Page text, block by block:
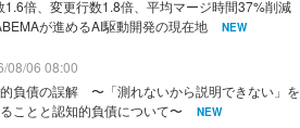
1.6倍、変更行数1.8倍、平均マージ時間37%削減
が進めるAI駆動開発の現在地
NEW
08/06 08:00
負債の誤解 〜「測れないから説明できない」を
ことと認知的負債について〜
NEW